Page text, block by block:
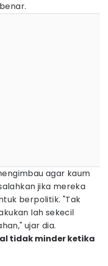
agar kaum
jika mereka
berpolitik. "Tak
lah sekecil
ujar dia.
tidak minder ketika